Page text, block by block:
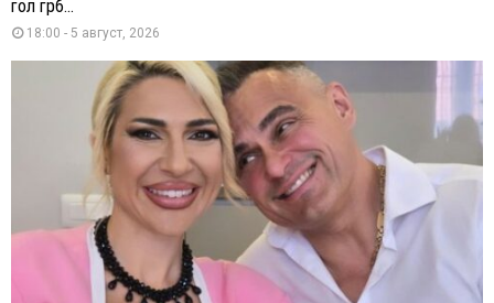
гол грб...
18:00 - 5 август, 2026